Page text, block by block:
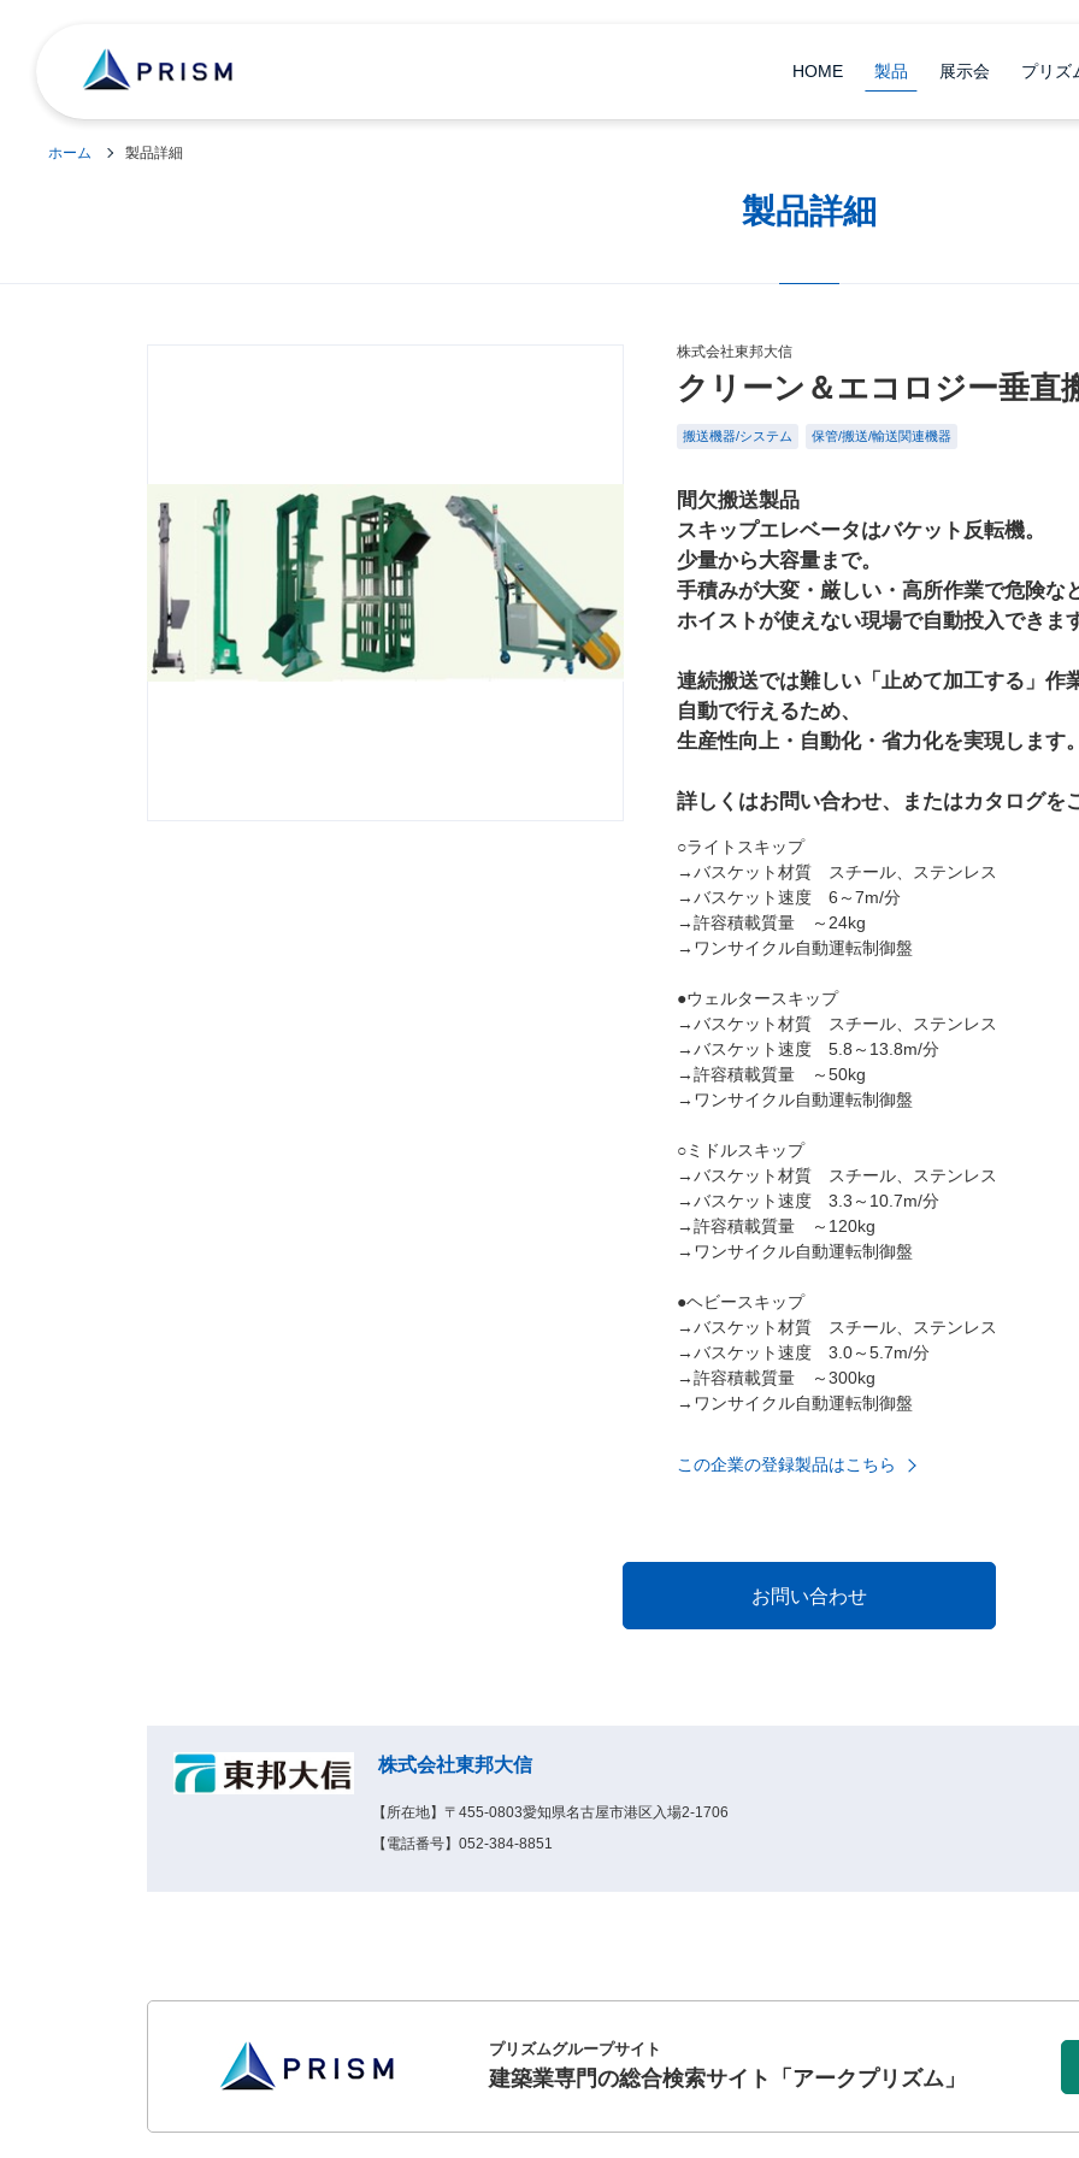
HOME 製品 展示会 プリズ
ホーム 製品詳細
製品詳細
株式会社東邦大信
クリーン＆エコロジー垂
搬送機器/システム 保管/搬送/輸送関連機器
間欠搬送製品
スキップエレベータはバケット反転機。
少量から大容量まで。
手積みが大変・厳しい・高所作業で危険な
ホイストが使えない現場で自動投入できま
連続搬送では難しい「止めて加工する」作
自動で行えるため、
生産性向上・自動化・省力化を実現します。
詳しくはお問い合わせ、またはカタログを
○ライトスキップ
→バスケット材質 スチール、ステンレス
→バスケット速度 6～7m/分
→許容積載質量 ～24kg
→ワンサイクル自動運転制御盤
●ウェルタースキップ
→バスケット材質 スチール、ステンレス
→バスケット速度 5.8～13.8m/分
→許容積載質量 ～50kg
→ワンサイクル自動運転制御盤
○ミドルスキップ
→バスケット材質 スチール、ステンレス
→バスケット速度 3.3～10.7m/分
→許容積載質量 ～120kg
→ワンサイクル自動運転制御盤
●ヘビースキップ
→バスケット材質 スチール、ステンレス
→バスケット速度 3.0～5.7m/分
→許容積載質量 ～300kg
→ワンサイクル自動運転制御盤
この企業の登録製品はこちら
株式会社東邦大信
【所在地】〒455-0803愛知県名古屋市港区入場2-1706
【電話番号】052-384-8851
プリズムグループサイト
建築業専門の総合検索サイト 「アークプリズム」